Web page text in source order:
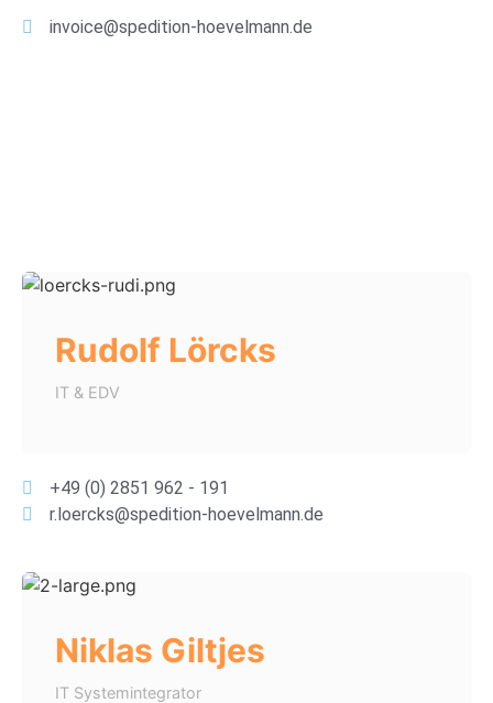
invoice@spedition-hoevelmann.de
Rudolf Lörcks
IT & EDV
+49 (0) 2851 962 - 191
r.loercks@spedition-hoevelmann.de
Niklas Giltjes
IT Systemintegrator